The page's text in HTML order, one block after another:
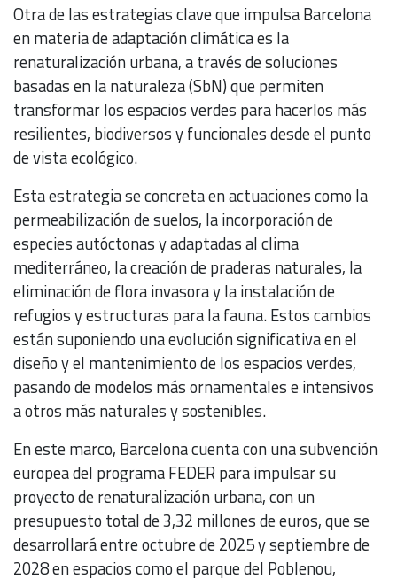
Otra de las estrategias clave que impulsa Barcelona
en materia de adaptación climática es la
renaturalización urbana, a través de soluciones
basadas en la naturaleza (SbN) que permiten
transformar los espacios verdes para hacerlos más
resilientes, biodiversos y funcionales desde el punto
de vista ecológico.
Esta estrategia se concreta en actuaciones como la
permeabilización de suelos, la incorporación de
especies autóctonas y adaptadas al clima
mediterráneo, la creación de praderas naturales, la
eliminación de flora invasora y la instalación de
refugios y estructuras para la fauna. Estos cambios
están suponiendo una evolución significativa en el
diseño y el mantenimiento de los espacios verdes,
pasando de modelos más ornamentales e intensivos
a otros más naturales y sostenibles.
En este marco, Barcelona cuenta con una subvención
europea del programa FEDER para impulsar su
proyecto de renaturalización urbana, con un
presupuesto total de 3,32 millones de euros, que se
desarrollará entre octubre de 2025 y septiembre de
2028 en espacios como el parque del Poblenou,